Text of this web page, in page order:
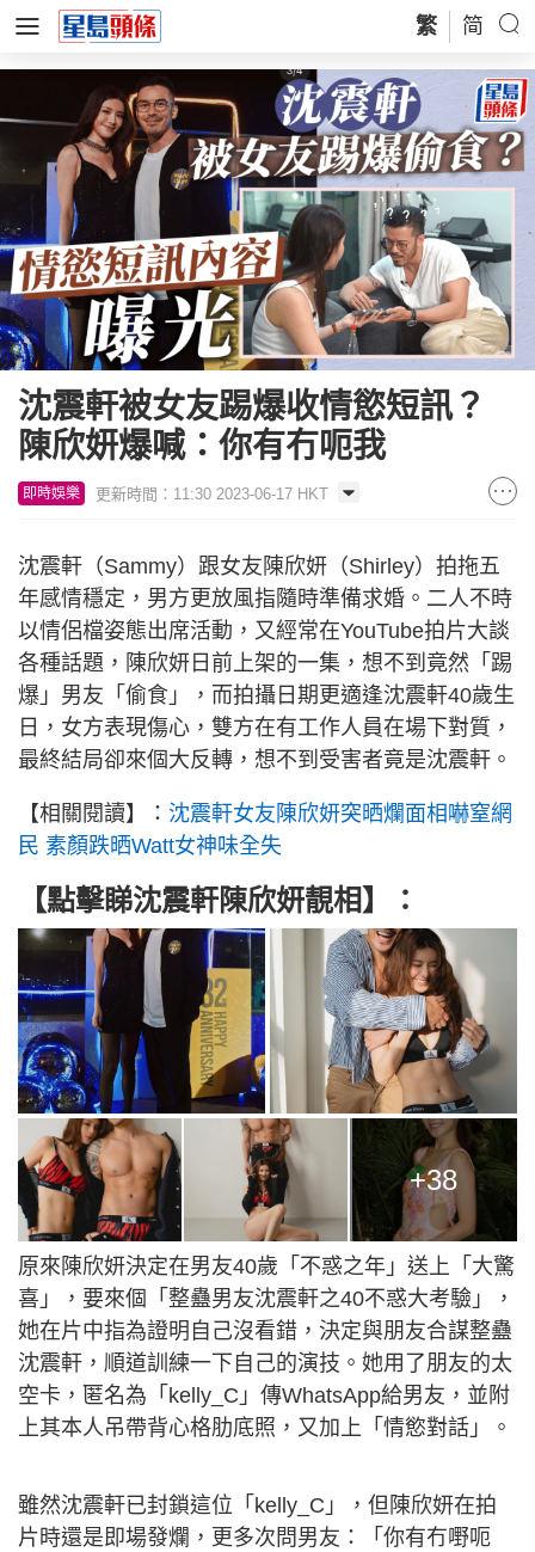
繁 简
沈震軒被女友踢爆收情慾短訊？
陳欣妍爆喊：你有冇呃我
即時娛樂 更新時間：11:30 2023-06-17 HKT
沈震軒（Sammy）跟女友陳欣妍（Shirley）拍拖五
年感情穩定，男方更放風指隨時準備求婚。二人不時
以情侶檔姿態出席活動，又經常在YouTube拍片大談
各種話題，陳欣妍日前上架的一集，想不到竟然「踢
爆」男友「偷食」，而拍攝日期更適逢沈震軒40歲生
日，女方表現傷心，雙方在有工作人員在場下對質，
最終結局卻來個大反轉，想不到受害者竟是沈震軒。
【相關閱讀】： 沈震軒女友陳欣妍突晒爛面相嚇窒網
民 素顏跌晒Watt女神味全失
【點擊睇沈震軒陳欣妍靚相】：
+38
原來陳欣妍決定在男友40歲「不惑之年」送上「大驚
喜」，要來個「整蠱男友沈震軒之40不惑大考驗」，
她在片中指為證明自己沒看錯，決定與朋友合謀整蠱
沈震軒，順道訓練一下自己的演技。她用了朋友的太
空卡，匿名為「kelly_C」傳WhatsApp給男友，並附
上其本人吊帶背心格肋底照，又加上「情慾對話」。
雖然沈震軒已封鎖這位「kelly_C」，但陳欣妍在拍
片時還是即場發爛，更多次問男友：「你有冇嘢呃